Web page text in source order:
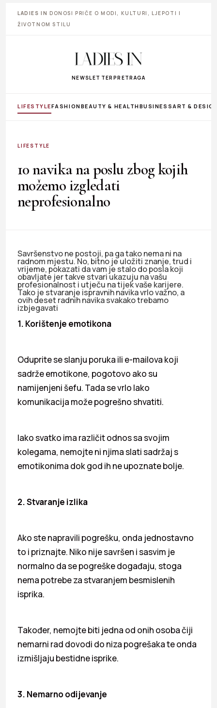
LADIES IN DONOSI PRIČE O MODI, KULTURI, LJEPOTI I
ŽIVOTNOM STILU
NEWSLETTER PRETRAGA
LIFESTYLEFASHIONBEAUTY & HEALTHBUSINESS ART &
LIFESTYLE
10 navika na poslu zbog kojih
možemo izgledati
neprofesionalno
Savršenstvo ne postoji, pa ga tako nema ni na
radnom mjestu. No, bitno je uložiti znanje, trud i
vrijeme, pokazati da vam je stalo do posla koji
obavljate jer takve stvari ukazuju na vašu
profesionalnost i utječu na tijek vaše karijere.
Tako je stvaranje ispravnih navika vrlo važno, a
ovih deset radnih navika svakako trebamo
izbjegavati
1. Korištenje emotikona
Oduprite se slanju poruka ili e-mailova koji
sadrže emotikone, pogotovo ako su
namijenjeni šefu. Tada se vrlo lako
komunikacija može pogrešno shvatiti.
Iako svatko ima različit odnos sa svojim
kolegama, nemojte ni njima slati sadržaj s
emotikonima dok god ih ne upoznate bolje.
2. Stvaranje izlika
Ako ste napravili pogrešku, onda jednostavno
to i priznajte. Niko nije savršen i sasvim je
normalno da se pogreške događaju, stoga
nema potrebe za stvaranjem besmislenih
isprika.
Također, nemojte biti jedna od onih osoba čiji
nemarni rad dovodi do niza pogrešaka te onda
izmišljaju bestidne isprike.
3. Nemarno odijevanje